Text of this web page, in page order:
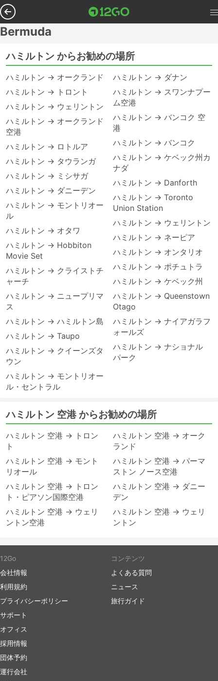
Bermuda
ハミルトン からお勧めの場所
ハミルトン → オークランド
ハミルトン → トロント
ハミルトン → ウェリントン
ハミルトン → オークランド
空港
ハミルトン → ロトルア
ハミルトン → タウランガ
ハミルトン → ミシサガ
ハミルトン → ダニーデン
ハミルトン → モントリオー
ル
ハミルトン → オタワ
ハミルトン → Hobbiton
Movie Set
ハミルトン → クライストチ
ャーチ
ハミルトン → ニュープリマ
ス
ハミルトン → ハミルトン島
ハミルトン → Taupo
ハミルトン → クイーンズタ
ウン
ハミルトン → モントリオー
ル・セントラル
ハミルトン → ダナン
ハミルトン → スワンナプー
ム空港
ハミルトン → バンコク 空
港
ハミルトン → バンコク
ハミルトン → ケベック州カ
ナダ
ハミルトン → Danforth
ハミルトン → Toronto
Union Station
ハミルトン → ウェリントン
ハミルトン → ネーピア
ハミルトン → オンタリオ
ハミルトン → ポチュトラ
ハミルトン → ケベック州
ハミルトン → Queenstown
Otago
ハミルトン → ナイアガラフ
ォールズ
ハミルトン → ナショナル
パーク
ハミルトン 空港 からお勧めの場所
ハミルトン 空港 → トロン
ト
ハミルトン 空港 → モント
リオール
ハミルトン 空港 → トロン
ト・ピアソン国際空港
ハミルトン 空港 → ウェリ
ントン空港
ハミルトン 空港 → オーク
ランド
ハミルトン 空港 → パーマ
ストン ノース空港
ハミルトン 空港 → ダニー
デン
ハミルトン 空港 → ウェリ
ントン
12Go
会社情報
利用規約
プライバシーポリシー
サポート
オフィス
採用情報
団体予約
運行会社
コンテンツ
よくある質問
ニュース
旅行ガイド